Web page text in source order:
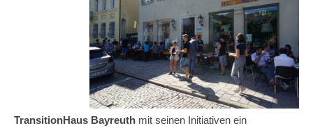
TransitionHaus Bayreuth mit seinen Initiativen ein